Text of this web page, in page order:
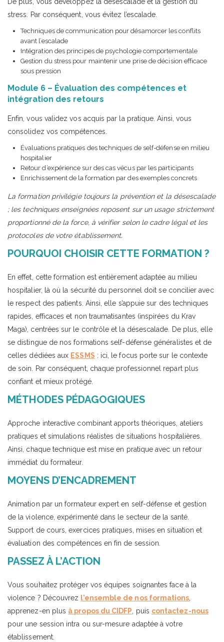
De plus, vous développez la désescalade et la gestion du
stress. Par conséquent, vous évitez l’escalade.
Techniques de communication pour désamorcer les conflits
avant l’escalade
Intégration des principes de psychologie comportementale
Gestion du stress pour maintenir une prise de décision efficace
sous pression
Module 6 – Évaluation des compétences et
intégration des retours
Enfin, vous validez vos acquis par la pratique. Ainsi, vous
consolidez vos compétences.
Évaluations pratiques des techniques de self-défense en milieu
hospitalier
Retour d’expérience sur des cas vécus par les participants
Enrichissement de la formation par des exemples concrets
La formation privilégie toujours la prévention et la désescalade
; les techniques enseignées reposent sur un usage strictement
proportionné de la force, à vérifier selon le cadre légal et les
protocoles de votre établissement.
POURQUOI CHOISIR CETTE FORMATION ?
En effet, cette formation est entièrement adaptée au milieu
hospitalier, là où la sécurité du personnel doit se concilier avec
le respect des patients. Ainsi, elle s’appuie sur des techniques
rapides, efficaces et non traumatisantes (inspirées du Krav
Maga), centrées sur le contrôle et la désescalade. De plus, elle
se distingue de nos formations self-défense généralistes et de
celles dédiées aux ESSMS : ici, le focus porte sur le contexte
de soin. Par conséquent, chaque professionnel repart plus
confiant et mieux protégé.
MÉTHODES PÉDAGOGIQUES
Approche interactive combinant apports théoriques, ateliers
pratiques et simulations réalistes de situations hospitalières.
Ainsi, chaque technique est mise en pratique avec un retour
immédiat du formateur.
MOYENS D’ENCADREMENT
Animation par un formateur expert en self-défense et gestion
de la violence, expérimenté dans le secteur de la santé.
Support de cours, exercices pratiques, mises en situation et
évaluation des compétences en fin de session.
PASSEZ À L’ACTION
Vous souhaitez protéger vos équipes soignantes face à la
violence ? Découvrez l’ensemble de nos formations,
apprenez-en plus à propos du CIDFP, puis contactez-nous
pour une session intra ou sur-mesure adaptée à votre
établissement.